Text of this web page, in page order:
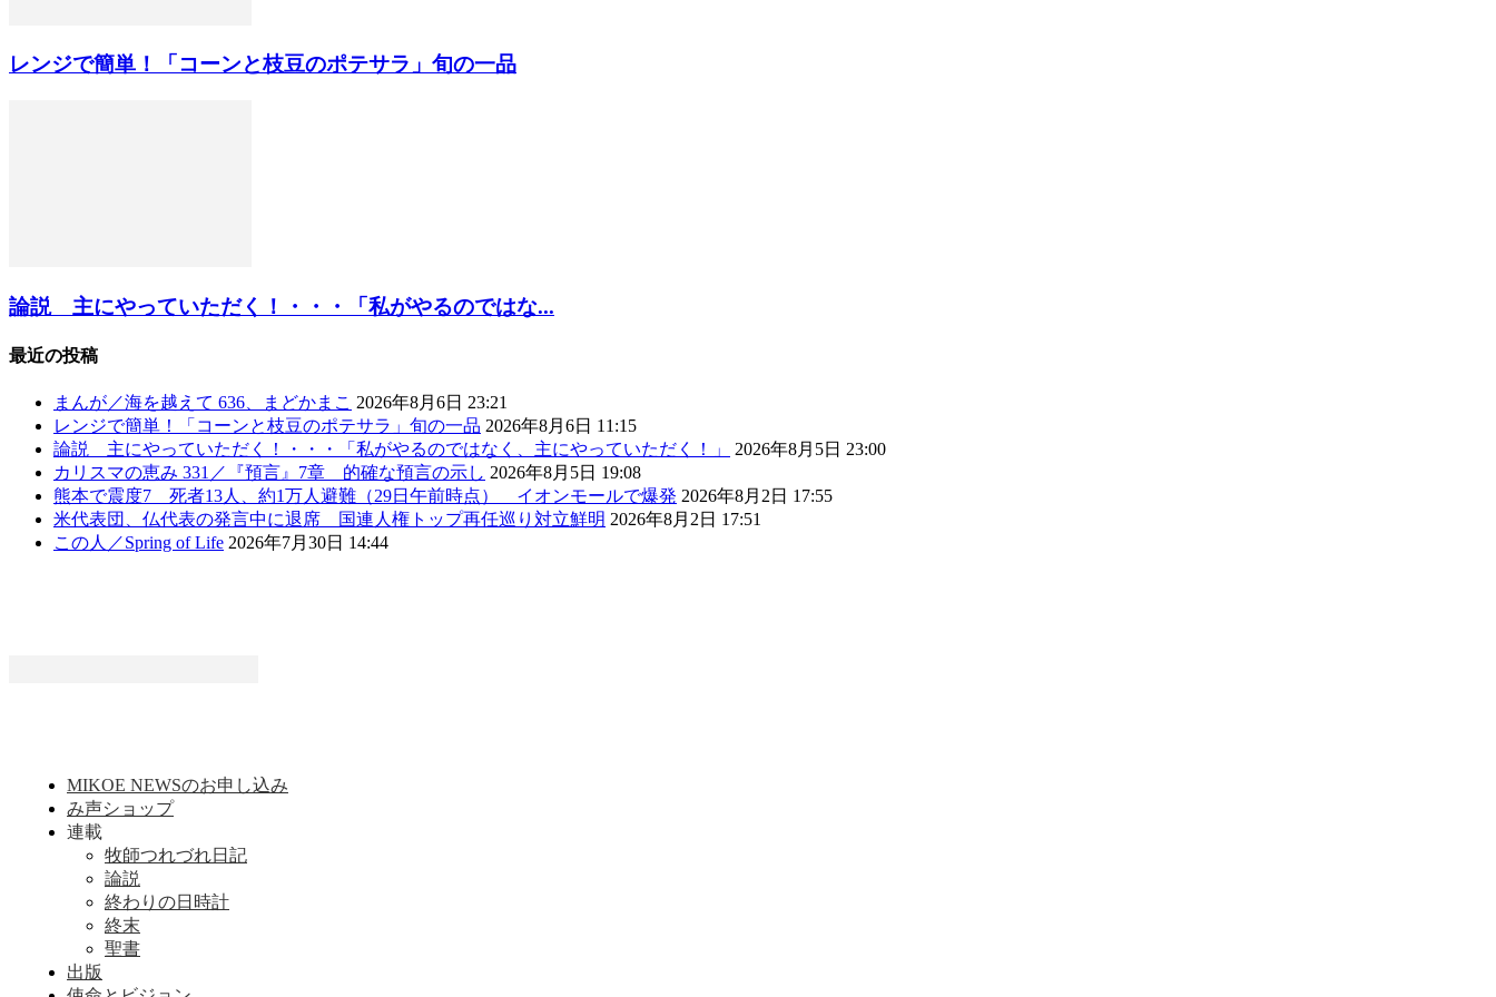
レンジで簡単！「コーンと枝豆のポテサラ」旬の一品
論説 主にやっていただく！・・・「私がやるのではな...
最近の投稿
まんが／海を越えて 636、まどかまこ 2026年8月6日 23:21
レンジで簡単！「コーンと枝豆のポテサラ」旬の一品 2026年8月6日 11:15
論説 主にやっていただく！・・・「私がやるのではなく、主にやっていただく！」
2026年8月5日 23:00
カリスマの恵み 331／『預言』7章 的確な預言の示し 2026年8月5日 19:08
熊本で震度7 死者13人、約1万人避難（29日午前時点） イオンモールで爆発 2026年8月2日 17:55
米代表団、仏代表の発言中に退席 国連人権トップ再任巡り対立鮮明 2026年8月2日 17:51
この人／Spring of Life 2026年7月30日 14:44
MIKOE NEWSのお申し込み
み声ショップ
連載
牧師つれづれ日記
論説
終わりの日時計
終末
聖書
出版